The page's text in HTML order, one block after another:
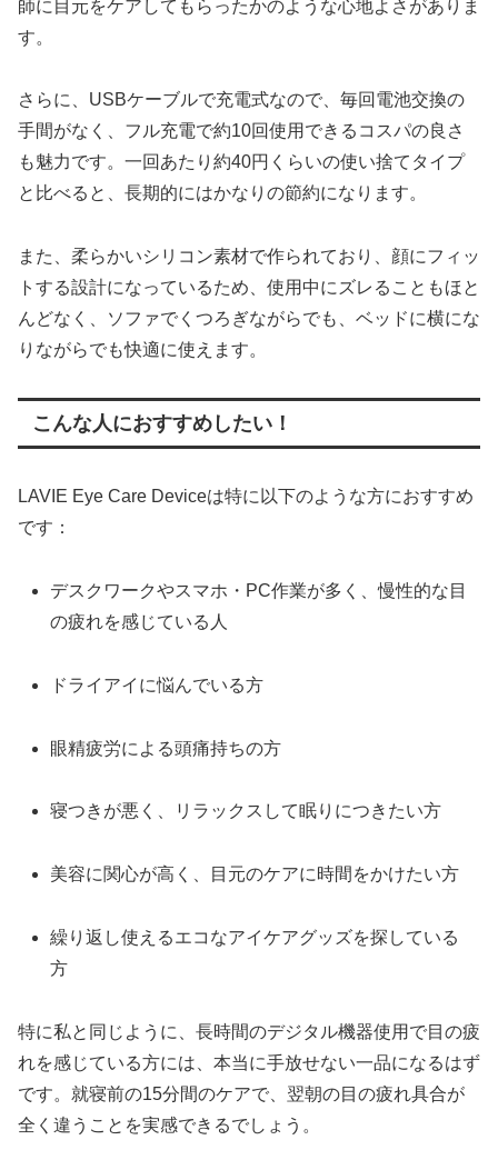
師に目元をケアしてもらったかのような心地よさがありま
す。
さらに、USBケーブルで充電式なので、毎回電池交換の
手間がなく、フル充電で約10回使用できるコスパの良さ
も魅力です。一回あたり約40円くらいの使い捨てタイプ
と比べると、長期的にはかなりの節約になります。
また、柔らかいシリコン素材で作られており、顔にフィッ
トする設計になっているため、使用中にズレることもほと
んどなく、ソファでくつろぎながらでも、ベッドに横にな
りながらでも快適に使えます。
こんな人におすすめしたい！
LAVIE Eye Care Deviceは特に以下のような方におすすめ
です：
デスクワークやスマホ・PC作業が多く、慢性的な目
の疲れを感じている人
ドライアイに悩んでいる方
眼精疲労による頭痛持ちの方
寝つきが悪く、リラックスして眠りにつきたい方
美容に関心が高く、目元のケアに時間をかけたい方
繰り返し使えるエコなアイケアグッズを探している
方
特に私と同じように、長時間のデジタル機器使用で目の疲
れを感じている方には、本当に手放せない一品になるはず
です。就寝前の15分間のケアで、翌朝の目の疲れ具合が
全く違うことを実感できるでしょう。